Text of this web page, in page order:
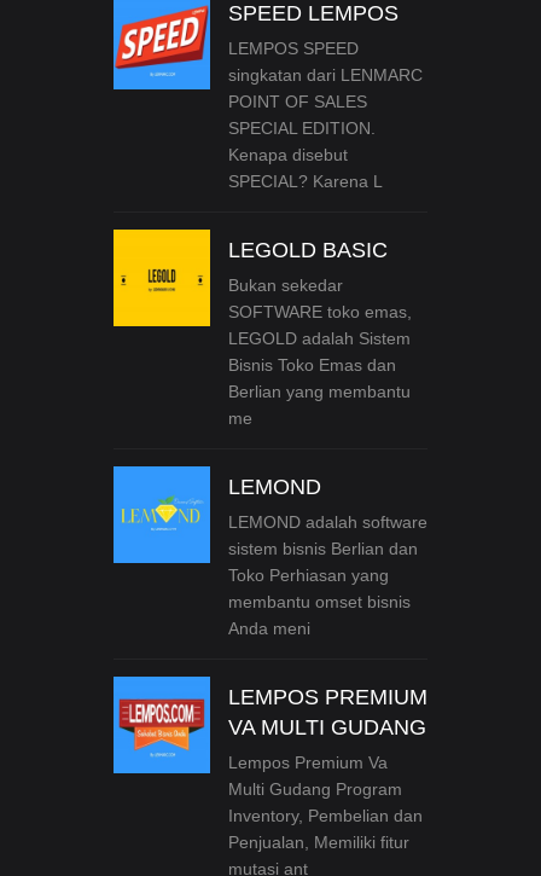
SPEED LEMPOS
LEMPOS SPEED
singkatan dari LENMARC
POINT OF SALES
SPECIAL EDITION.
Kenapa disebut
SPECIAL? Karena L
LEGOLD BASIC
Bukan sekedar
SOFTWARE toko emas,
LEGOLD adalah Sistem
Bisnis Toko Emas dan
Berlian yang membantu
me
LEMOND
LEMOND adalah software
sistem bisnis Berlian dan
Toko Perhiasan yang
membantu omset bisnis
Anda meni
LEMPOS PREMIUM
VA MULTI GUDANG
Lempos Premium Va
Multi Gudang Program
Inventory, Pembelian dan
Penjualan, Memiliki fitur
mutasi ant